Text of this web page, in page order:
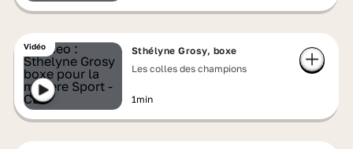
Vidéo
Sthélyne Grosy, boxe
Les colles des champions
1min